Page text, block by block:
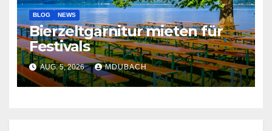
BLOG NEWS
Bierzeltgarnitur mieten für
Festivals
AUG. 5, 2026 MDUBACH